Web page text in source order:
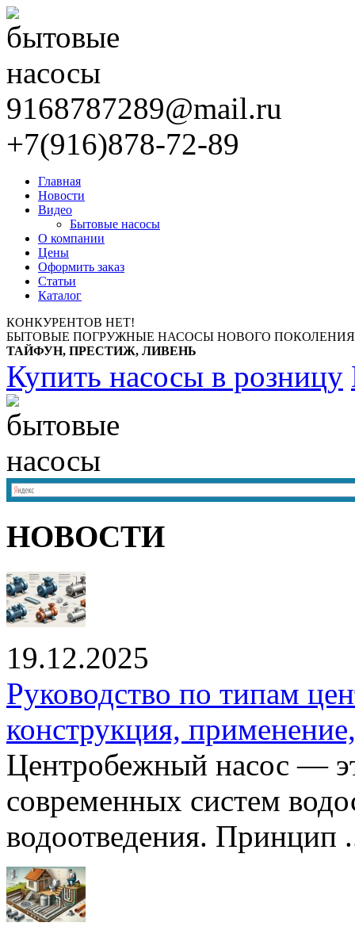
9168787289@mail.ru
+7(916)878-72-89
Главная
Новости
Видео
Бытовые насосы
О компании
Цены
Оформить заказ
Статьи
Каталог
КОНКУРЕНТОВ НЕТ!
БЫТОВЫЕ ПОГРУЖНЫЕ НАСОСЫ НОВОГО
ТАЙФУН, ПРЕСТИЖ, ЛИВЕНЬ
Купить насосы в розницу
НОВОСТИ
19.12.2025
Руководство по типам
конструкция,
Центробежный насос —
современных систем
водоотведения. Принцип